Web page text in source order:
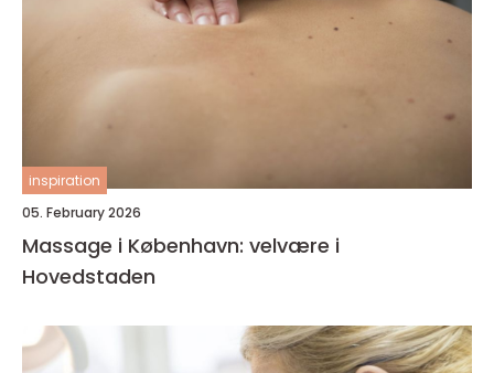
inspiration
05. February 2026
Massage i København: velvære i
Hovedstaden